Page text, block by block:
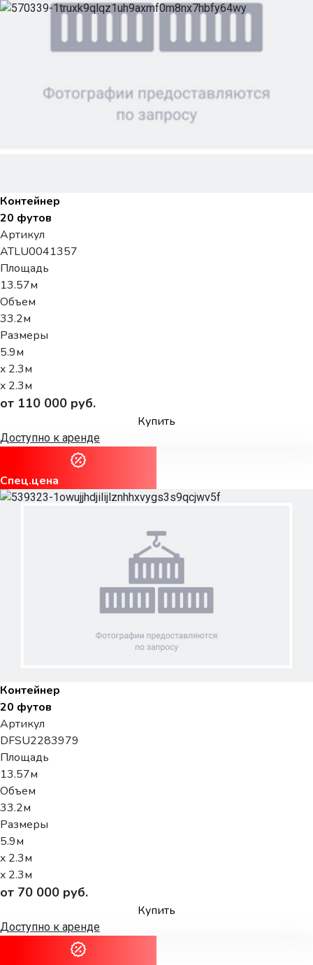
Контейнер
20 футов
Артикул
ATLU0041357
Площадь
13.57м
Объем
33.2м
Размеры
5.9м
x 2.3м
x 2.3м
от 110 000 руб.
Купить
Доступно к аренде
Спец.цена
Контейнер
20 футов
Артикул
DFSU2283979
Площадь
13.57м
Объем
33.2м
Размеры
5.9м
x 2.3м
x 2.3м
от 70 000 руб.
Купить
Доступно к аренде